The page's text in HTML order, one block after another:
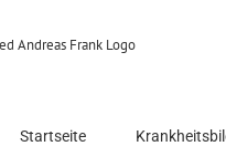
Startseite